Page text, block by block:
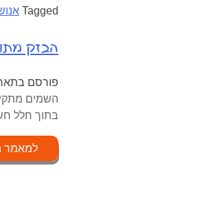
Tagged
הבזק
פורסם
השמים
בתוך חלל
למאמר